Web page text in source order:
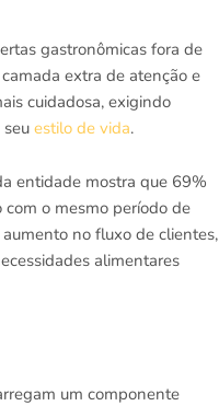
gastronômicas fora de
extra de atenção e
cuidadosa, exigindo
estilo de vida.
entidade mostra que 69%
o mesmo período de
no fluxo de clientes,
alimentares
um componente